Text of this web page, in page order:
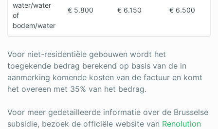
water/water
of
bodem/water
€ 5.800 € 6.150 € 6.500
Voor niet-residentiële gebouwen wordt het
toegekende bedrag berekend op basis van de in
aanmerking komende kosten van de factuur en komt
het overeen met 35% van het bedrag.
Voor meer gedetailleerde informatie over de Brusselse
subsidie, bezoek de officiële website van Renolution